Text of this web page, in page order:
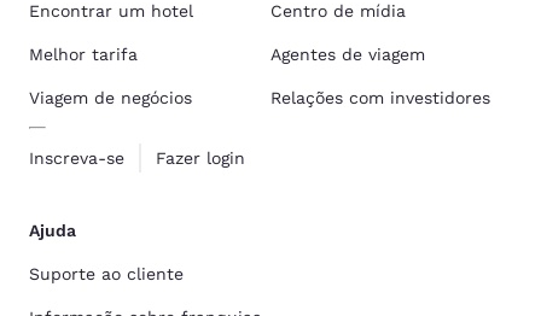
Encontrar um hotel
Melhor tarifa
Viagem de negócios
Inscreva-se Fazer login
Centro de mídia
Agentes de viagem
Relações com investidores
Ajuda
Suporte ao cliente